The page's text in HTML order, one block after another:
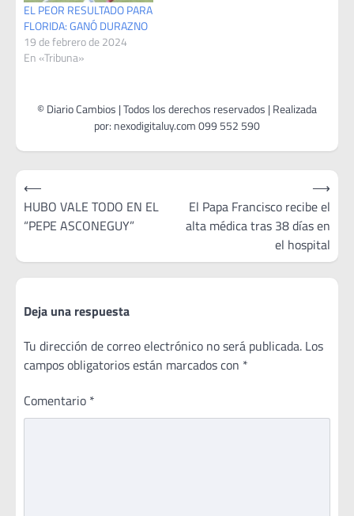
EL PEOR RESULTADO PARA
FLORIDA: GANÓ DURAZNO
19 de febrero de 2024
En «Tribuna»
Navegación
de
entradas
⟵
HUBO VALE TODO EN EL
“PEPE ASCONEGUY”
El Papa Francisco recibe el
alta médica tras 38 días en
el hospital
⟶
Deja una respuesta
Tu dirección de correo electrónico no será publicada. Los
campos obligatorios están marcados con *
Comentario *